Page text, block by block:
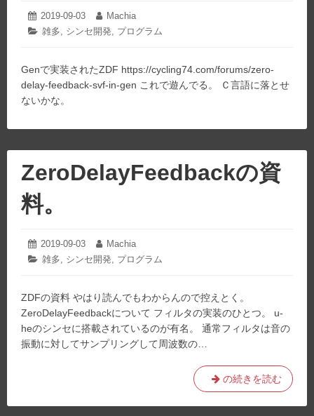
投
稿
2019-09-03 2022-
12-
26
投
稿
Machia
カ
リ
ー:
雑多, シンセ開発, プログラム
Genで実装されたZDF https://cycling74.com/forums/zero-
delay-feedback-svf-in-gen これで遊んでる。 Ｃ言語に落とせ
ないかな。
ZeroDelayFeedbackの資
料。
投
稿
2019-09-03 2020-
12-
20
投
稿
Machia
カ
リ
ー:
雑多, シンセ開発, プログラム
ZDFの資料 やはり読んでもわからんので控えとく。
ZeroDelayFeedbackについて フィルタの実装のひとつ。 u-
heのシンセに搭載されているのが有名。 通常フィルタは音の
振動に対してサンプリングして周波数の…
ZeroDelayFeedback
の
資
の続きを読む